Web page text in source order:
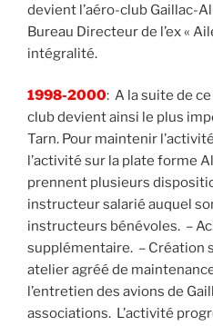
devient l’aéro-club Gaillac-
Bureau Directeur de l’ex «
intégralité.
1998-2000: A la suite de
club devient ainsi le plus
Tarn. Pour maintenir
l’activité sur la plate forme
prennent plusieurs
instructeur salarié auquel
instructeurs bénévoles. –
supplémentaire. – Création
atelier agréé de
l’entretien des avions de
associations. L’activité